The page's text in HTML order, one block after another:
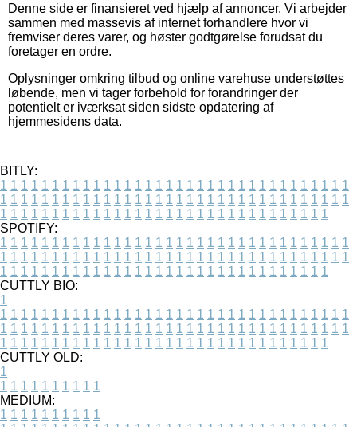
Denne side er finansieret ved hjælp af annoncer. Vi arbejder
sammen med massevis af internet forhandlere hvor vi
fremviser deres varer, og høster godtgørelse forudsat du
foretager en ordre.
Oplysninger omkring tilbud og online varehuse understøttes
løbende, men vi tager forbehold for forandringer der
potentielt er iværksat siden sidste opdatering af
hjemmesidens data.
BITLY:
1 1 1 1 1 1 1 1 1 1 1 1 1 1 1 1 1 1 1 1 1 1 1 1 1 1 1 1 1 1 1 1 1 1
1 1 1 1 1 1 1 1 1 1 1 1 1 1 1 1 1 1 1 1 1 1 1 1 1 1 1 1 1 1 1 1 1 1
1 1 1 1 1 1 1 1 1 1 1 1 1 1 1 1 1 1 1 1 1 1 1 1 1 1 1 1 1 1 1 1
SPOTIFY:
1 1 1 1 1 1 1 1 1 1 1 1 1 1 1 1 1 1 1 1 1 1 1 1 1 1 1 1 1 1 1 1 1 1
1 1 1 1 1 1 1 1 1 1 1 1 1 1 1 1 1 1 1 1 1 1 1 1 1 1 1 1 1 1 1 1 1 1
1 1 1 1 1 1 1 1 1 1 1 1 1 1 1 1 1 1 1 1 1 1 1 1 1 1 1 1 1 1 1 1
CUTTLY BIO:
1
1 1 1 1 1 1 1 1 1 1 1 1 1 1 1 1 1 1 1 1 1 1 1 1 1 1 1 1 1 1 1 1 1 1
1 1 1 1 1 1 1 1 1 1 1 1 1 1 1 1 1 1 1 1 1 1 1 1 1 1 1 1 1 1 1 1 1 1
1 1 1 1 1 1 1 1 1 1 1 1 1 1 1 1 1 1 1 1 1 1 1 1 1 1 1 1 1 1 1 1
CUTTLY OLD:
1
1 1 1 1 1 1 1 1 1 1
MEDIUM:
1 1 1 1 1 1 1 1 1 1